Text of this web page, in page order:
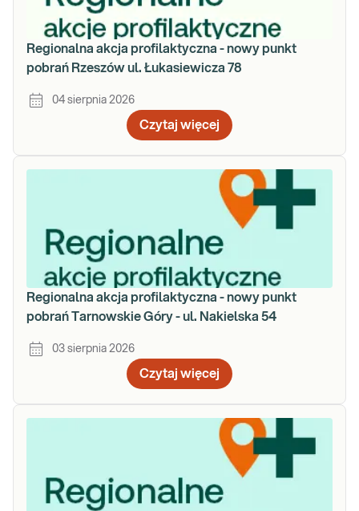
Regionalna akcja profilaktyczna - nowy punkt
pobrań Rzeszów ul. Łukasiewicza 78
04 sierpnia 2026
Czytaj więcej
Regionalna akcja profilaktyczna - nowy punkt
pobrań Tarnowskie Góry - ul. Nakielska 54
03 sierpnia 2026
Czytaj więcej